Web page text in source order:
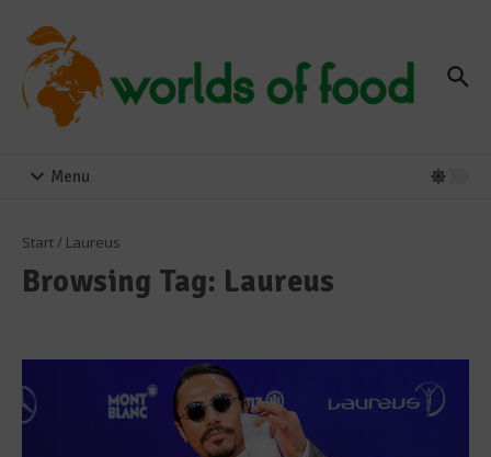
Menu
Start/ Laureus
Browsing Tag: Laureus